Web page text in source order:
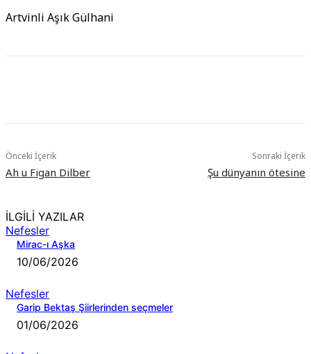
Artvinli Aşık Gülhani
Önceki İçerik
Ah u Figan Dilber
Sonraki İçerik
Şu dünyanın ötesine
İLGİLİ YAZILAR
Nefesler
Mirac-ı Aşka
10/06/2026
Nefesler
Garip Bektaş Şiirlerinden seçmeler
01/06/2026